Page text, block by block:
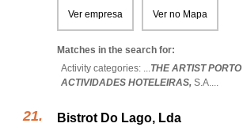
Ver empresa Ver no Mapa
Matches in the search for:
Activity categories: ...THE ARTIST
ACTIVIDADES HOTELEIRAS, S.A....
Bistrot Do Lago, Lda